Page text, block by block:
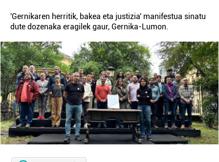
'Gernikaren herritik, bakea eta justizia' manifestua sinatu
dute dozenaka eragilek gaur, Gernika-Lumon.